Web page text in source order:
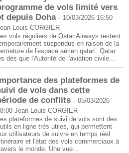
de vols limité vers
depuis Doha - 10/03/2026 16:50
Louis CORGIER
vols réguliers de Qatar Airways restent
suspendus en raison de la
de l'espace aérien qatari. Qatar
dès que l'Autorité de l'aviation civile...
des plateformes de
de vols dans cette
de conflits - 05/03/2026
Jean-Louis CORGIER
plateformes de suivi de vols sont des
en ligne très utiles, qui permettent
utilisateurs de suivre en temps réel
et l'état des vols commerciaux à
le monde. Une vue...